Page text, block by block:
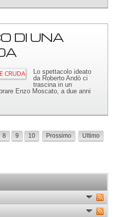
DI UNA
Lo spettacolo ideato
da Roberto Andò ci
trascina in un
Enzo Moscato, a due anni
8 9 10 Prossimo Ultimo